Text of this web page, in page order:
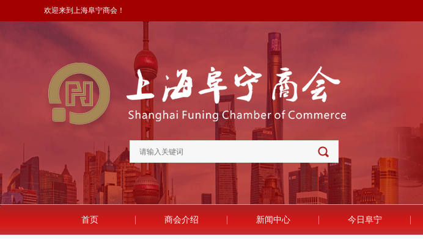
欢迎来到上海阜宁商会！
首页 商会介绍 新闻中心 今日阜宁